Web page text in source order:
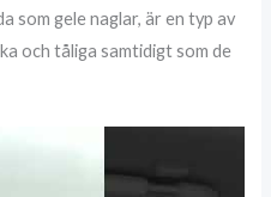
som gele naglar, är en typ av
och tåliga samtidigt som de